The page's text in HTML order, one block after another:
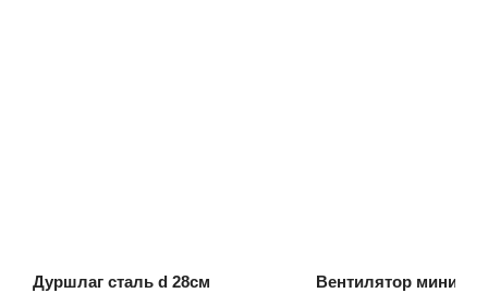
Дуршлаг сталь d 28см
Вентилятор мини на